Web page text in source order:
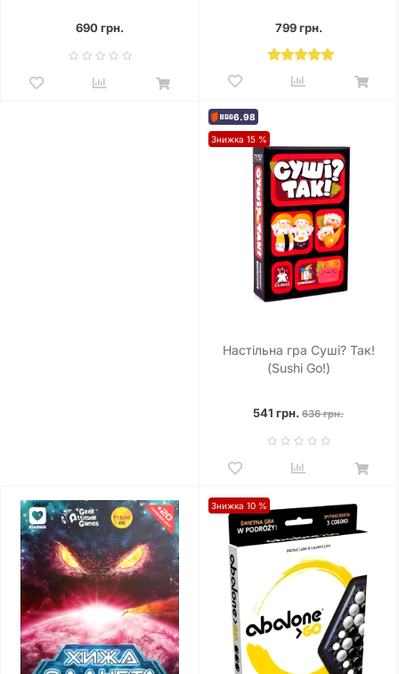
690 грн. 799 грн.
6.98
Знижка 15 %
Настільна гра Суші? Так!
(Sushi Go!)
541 грн. 636 грн.
Знижка 10 %